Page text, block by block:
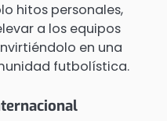
hitos personales,
a los equipos
en una
futbolística.